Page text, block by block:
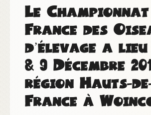
Le
France des
d’élevage a
& 9 Décembre
région Hauts-
France à